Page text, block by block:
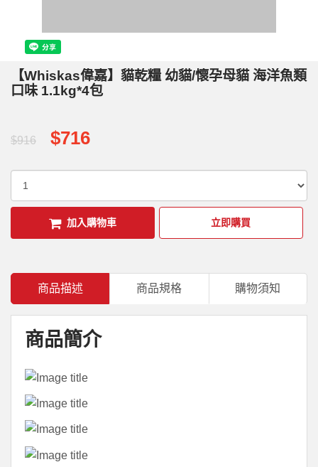
【Whiskas偉嘉】貓乾糧 幼貓/懷孕母貓 海洋魚類
口味 1.1kg*4包
$916 $716
加入購物車 立即購買
商品描述 商品規格 購物須知
商品簡介